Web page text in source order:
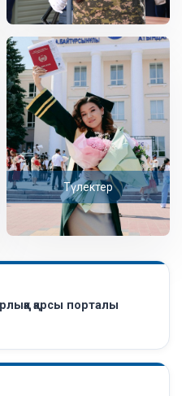
Түлектер
қарсы порталы